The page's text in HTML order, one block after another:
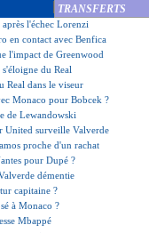
TRANSFERTS
les compos
après l'échec Lorenzi
en contact avec Benfica
l'impact de Greenwood
du Real
Real dans le viseur
Monaco pour Bobcek ?
de Lewandowski
United surveille Valverde
proche d'un rachat
pour Dupé ?
démentie
capitaine ?
à Monaco ?
Mbappé